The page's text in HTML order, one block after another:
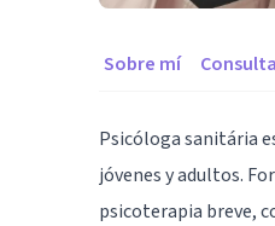
Sobre mí
Psicóloga sanitária
jóvenes y adultos.
psicoterapia breve,